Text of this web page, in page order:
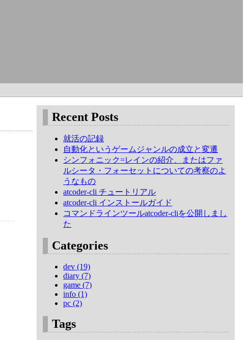
Recent Posts
就活の記録
自動化というゲームジャンルの成立と変遷
シンフォニック=レインの紹介、またはファ
ルシータ・フォーセットについての考察のよ
うなもの
atcoder-cli チュートリアル
atcoder-cli インストールガイド
コマンドラインツールatcoder-cliを公開しまし
た
Categories
dev (19)
diary (7)
game (7)
info (1)
pc (2)
Tags